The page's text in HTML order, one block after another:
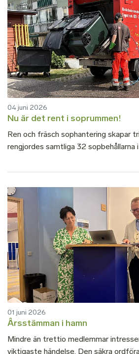
04 juni 2026
Nu är det rent i soprummen!
Ren och fräsch sophantering skapar
rengjordes samtliga 32 sopbehållarna
01 juni 2026
Årsstämman i hamn
Mindre än trettio medlemmar
viktigaste händelse. Den säkra